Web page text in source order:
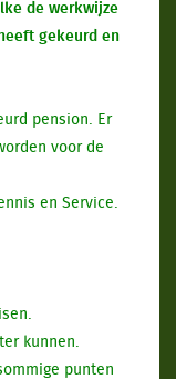
de werkwijze
gekeurd en
pension. Er
voor de
en Service.
kunnen.
punten